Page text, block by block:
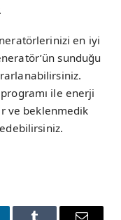
en iyi
sunduğu
ile enerji
ve beklenmedik